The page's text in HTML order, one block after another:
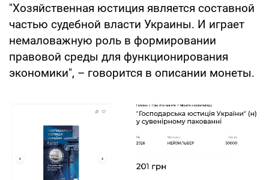
"Хозяйственная юстиция является составной
частью судебной власти Украины. И играет
немаловажную роль в формировании
правовой среды для функционирования
экономики", – говорится в описании монеты.